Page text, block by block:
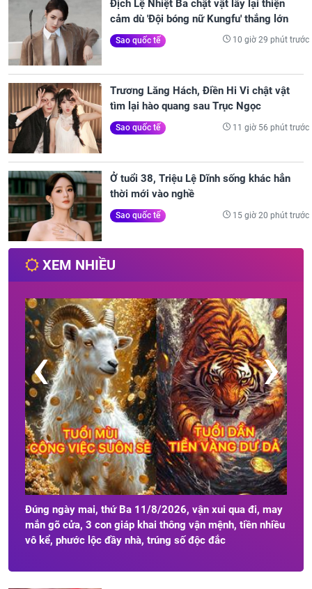
Địch Lệ Nhiệt Ba chật vật lấy lại thiện
cảm dù 'Đội bóng nữ Kungfu' thắng lớn
Sao quốc tế 10 giờ 29 phút trước
Trương Lăng Hách, Điền Hi Vi chật vật
tìm lại hào quang sau Trục Ngọc
Sao quốc tế 11 giờ 56 phút trước
Ở tuổi 38, Triệu Lệ Dĩnh sống khác hẳn
thời mới vào nghề
Sao quốc tế 15 giờ 20 phút trước
XEM NHIỀU
Đúng ngày mai, thứ Ba 11/8/2026, vận xui qua đi, may
mắn gõ cửa, 3 con giáp khai thông vận mệnh, tiền nhiều
vô kể, phước lộc đầy nhà, trúng số độc đắc
‹ ›